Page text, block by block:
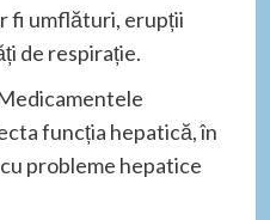
fi umflături, erupții
de respirație.
funcția hepatică, în
probleme hepatice